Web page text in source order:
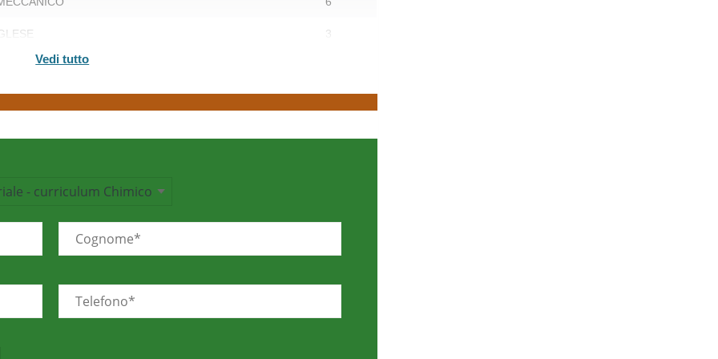
3
DI INFORMATICA
E TERMICHE 9
APPLICATA E PROGETTAZIONE 9
6
DI TRASPORTO NELL’INGEGNERIA
Vedi tutto